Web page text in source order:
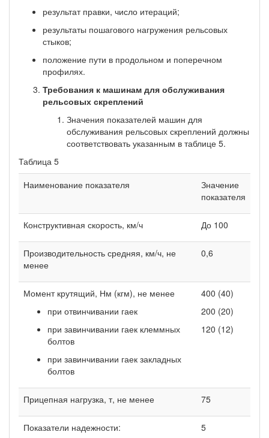
результат правки, число итераций;
результаты пошагового нагружения рельсовых
стыков;
положение пути в продольном и поперечном
профилях.
Требования к машинам для обслуживания
рельсовых скреплений
Значения показателей машин для
обслуживания рельсовых скреплений должны
соответ­ствовать указанным в таблице 5.
Таблица 5
Наименование показателя
Значение
показателя
Конструктивная скорость, км/ч До 100
Производительность средняя, км/ч, не
менее
0,6
Момент крутящий, Нм (кгм), не менее
при отвинчивании гаек
при завинчивании гаек клеммных
болтов
при завинчивании гаек закладных
болтов
400 (40)
200 (20)
120 (12)
Прицепная нагрузка, т, не менее 75
Показатели надежности:
5